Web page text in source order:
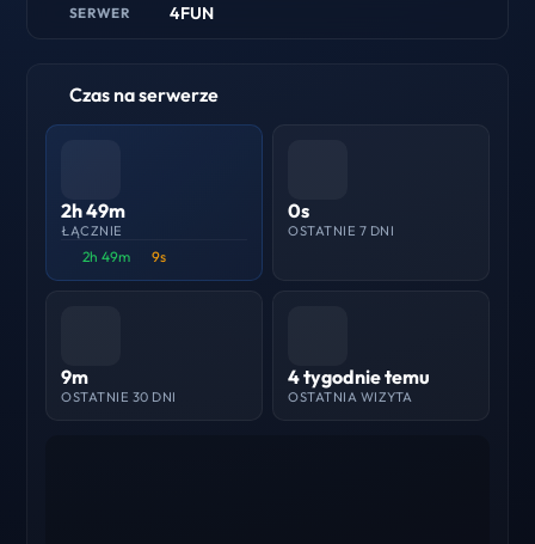
SERWER 4FUN
Czas na serwerze
2h 49m
ŁĄCZNIE
2h 49m 9s
0s
OSTATNIE 7 DNI
9m
OSTATNIE 30 DNI
4 tygodnie temu
OSTATNIA WIZYTA